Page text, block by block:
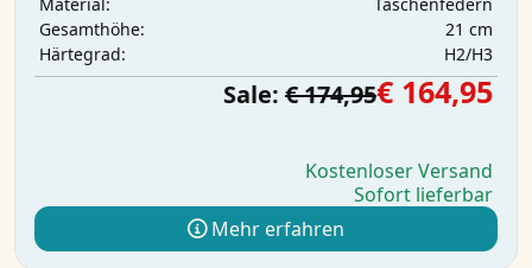
Gesamthöhe:
21 cm
Härtegrad:
H2/H3
Sale: € 174,95€ 164,95
Kostenloser Versand
Sofort lieferbar
Mehr erfahren